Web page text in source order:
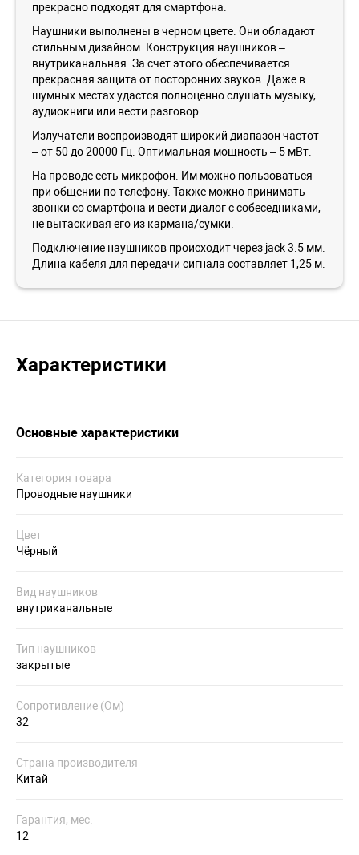
прекрасно подходят для смартфона.
Наушники выполнены в черном цвете. Они обладают
стильным дизайном. Конструкция наушников –
внутриканальная. За счет этого обеспечивается
прекрасная защита от посторонних звуков. Даже в
шумных местах удастся полноценно слушать музыку,
аудиокниги или вести разговор.
Излучатели воспроизводят широкий диапазон частот
– от 50 до 20000 Гц. Оптимальная мощность – 5 мВт.
На проводе есть микрофон. Им можно пользоваться
при общении по телефону. Также можно принимать
звонки со смартфона и вести диалог с собеседниками,
не вытаскивая его из кармана/сумки.
Подключение наушников происходит через jack 3.5 мм.
Длина кабеля для передачи сигнала составляет 1,25 м.
Характеристики
Основные характеристики
Категория товара
Проводные наушники
Цвет
Чёрный
Вид наушников
внутриканальные
Тип наушников
закрытые
Сопротивление (Ом)
32
Страна производителя
Китай
Гарантия, мес.
12